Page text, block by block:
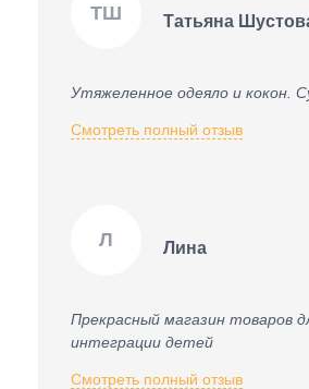
ТШ Татьяна
Утяжеленное одеяло и кокон.
Смотреть полный отзыв
Л Лина
Прекрасный магазин товаров
интеграции детей
Смотреть полный отзыв